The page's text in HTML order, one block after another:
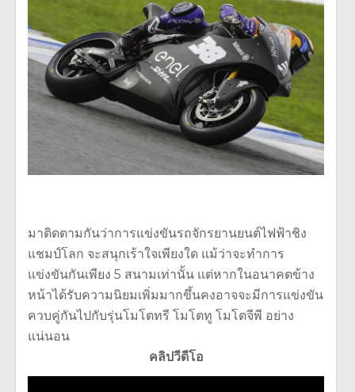
มาติดตามกันว่าการแข่งขันรถจักรยานยนต์ไฟฟ้าชิง
แชมป์โลก จะสนุกเร้าใจเพียงใด แม้ว่าจะทำการ
แข่งขันกันเพียง 5 สนามเท่านั้น แต่หากในอนาคตข้าง
หน้าได้รับความนิยมเพิ่มมากขึ้นคงอาจจะมีการแข่งขัน
ควบคู่กันไปกับรุ่นโมโตทรี โมโตทู โมโตจีพี อย่าง
แน่นอน
คลิปวีดีโอ